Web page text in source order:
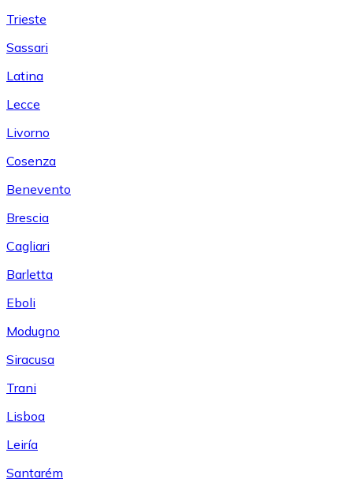
Trieste
Sassari
Latina
Lecce
Livorno
Cosenza
Benevento
Brescia
Cagliari
Barletta
Eboli
Modugno
Siracusa
Trani
Lisboa
Leiría
Santarém